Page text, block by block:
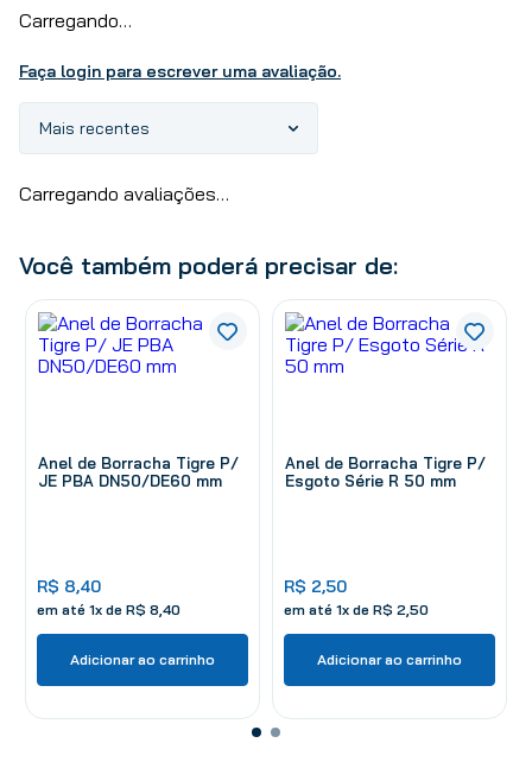
Carregando…
Faça login para escrever uma avaliação.
Mais recentes
Carregando avaliações…
Você também poderá precisar de:
Anel de Borracha Tigre P/
JE PBA DN50/DE60 mm
R$ 8,40
em até 1x de R$ 8 40
Adicionar ao carrinho
Anel de Borracha Tigre P/
Esgoto Série R 50 mm
R$ 2,50
em até 1x de R$ 2 50
Adicionar ao carrinho